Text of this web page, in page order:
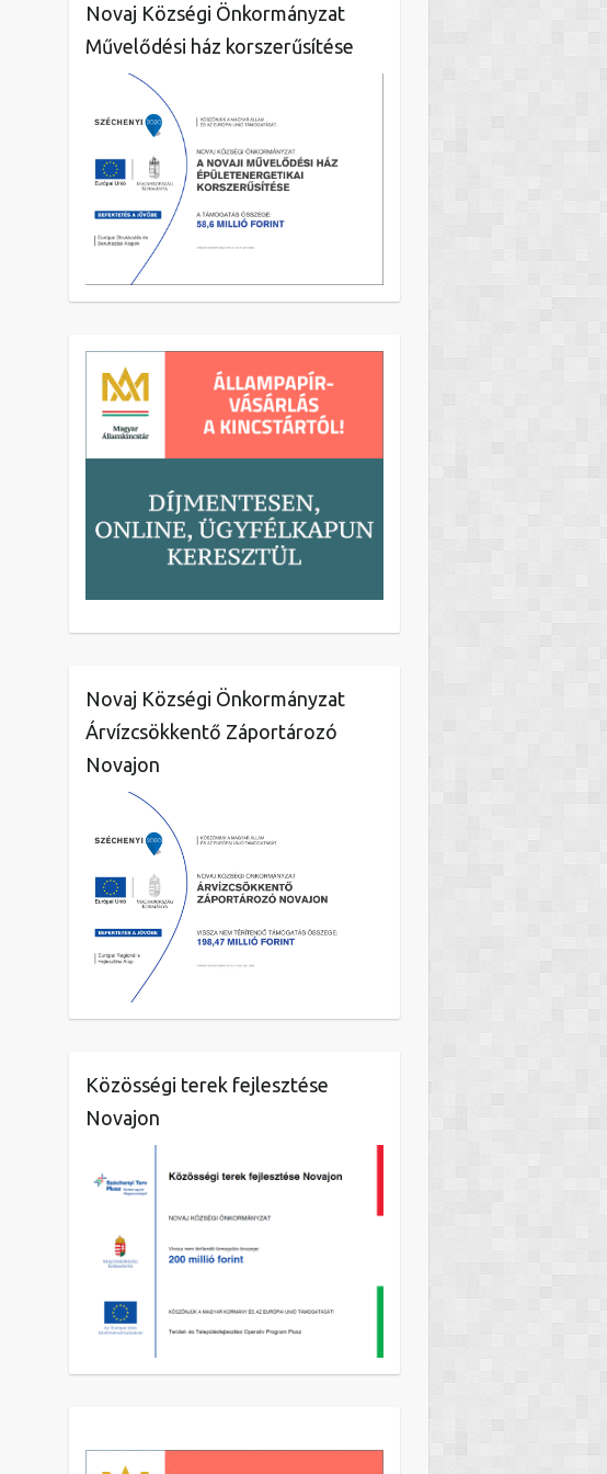
Novaj Községi Önkormányzat
Művelődési ház korszerűsítése
Novaj Községi Önkormányzat
Árvízcsökkentő Záportározó
Novajon
Közösségi terek fejlesztése
Novajon